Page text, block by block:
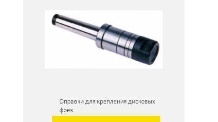
Оправки для крепления дисковых
фрез.